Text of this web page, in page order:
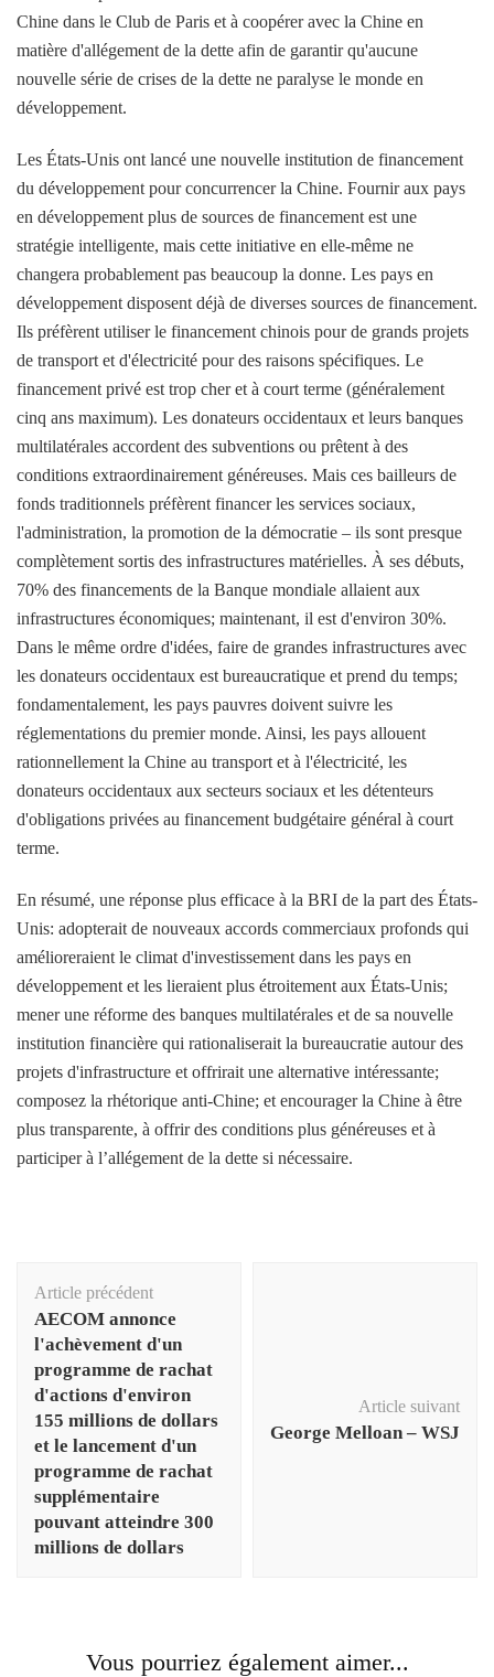
Chine dans le Club de Paris et à coopérer avec la Chine en
matière d'allégement de la dette afin de garantir qu'aucune
nouvelle série de crises de la dette ne paralyse le monde en
développement.
Les États-Unis ont lancé une nouvelle institution de financement
du développement pour concurrencer la Chine. Fournir aux pays
en développement plus de sources de financement est une
stratégie intelligente, mais cette initiative en elle-même ne
changera probablement pas beaucoup la donne. Les pays en
développement disposent déjà de diverses sources de financement.
Ils préfèrent utiliser le financement chinois pour de grands projets
de transport et d'électricité pour des raisons spécifiques. Le
financement privé est trop cher et à court terme (généralement
cinq ans maximum). Les donateurs occidentaux et leurs banques
multilatérales accordent des subventions ou prêtent à des
conditions extraordinairement généreuses. Mais ces bailleurs de
fonds traditionnels préfèrent financer les services sociaux,
l'administration, la promotion de la démocratie – ils sont presque
complètement sortis des infrastructures matérielles. À ses débuts,
70% des financements de la Banque mondiale allaient aux
infrastructures économiques; maintenant, il est d'environ 30%.
Dans le même ordre d'idées, faire de grandes infrastructures avec
les donateurs occidentaux est bureaucratique et prend du temps;
fondamentalement, les pays pauvres doivent suivre les
réglementations du premier monde. Ainsi, les pays allouent
rationnellement la Chine au transport et à l'électricité, les
donateurs occidentaux aux secteurs sociaux et les détenteurs
d'obligations privées au financement budgétaire général à court
terme.
En résumé, une réponse plus efficace à la BRI de la part des États-
Unis: adopterait de nouveaux accords commerciaux profonds qui
amélioreraient le climat d'investissement dans les pays en
développement et les lieraient plus étroitement aux États-Unis;
mener une réforme des banques multilatérales et de sa nouvelle
institution financière qui rationaliserait la bureaucratie autour des
projets d'infrastructure et offrirait une alternative intéressante;
composez la rhétorique anti-Chine; et encourager la Chine à être
plus transparente, à offrir des conditions plus généreuses et à
participer à l’allégement de la dette si nécessaire.
d'article
Article précédent
AECOM annonce
l'achèvement d'un
programme de rachat
d'actions d'environ
155 millions de dollars
et le lancement d'un
programme de rachat
supplémentaire
pouvant atteindre 300
millions de dollars
Article suivant
George Melloan – WSJ
Vous pourriez également aimer...